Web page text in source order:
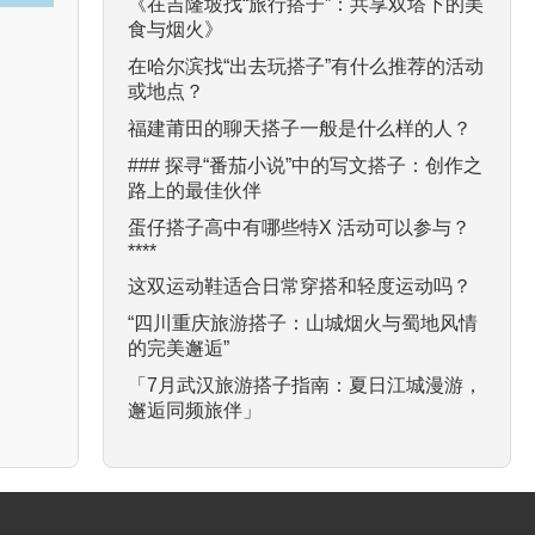
食与烟火》
在哈尔滨找“出去玩搭子”有什么推荐的活动
或地点？
福建莆田的聊天搭子一般是什么样的人？
### 探寻“番茄小说”中的写文搭子：创作之
路上的最佳伙伴
蛋仔搭子高中有哪些特X 活动可以参与？
****
这双运动鞋适合日常穿搭和轻度运动吗？
“四川重庆旅游搭子：山城烟火与蜀地风情
的完美邂逅”
「7月武汉旅游搭子指南：夏日江城漫游，
邂逅同频旅伴」